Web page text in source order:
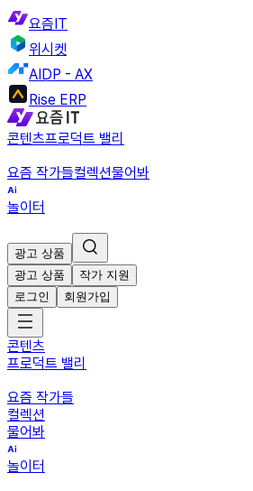
요즘IT
위시켓
AIDP - AX
Rise ERP
콘텐츠프로덕트 밸리
요즘 작가들컬렉션물어봐
놀이터
광고 상품
광고 상품
작가 지원
로그인
회원가입
콘텐츠
프로덕트 밸리
요즘 작가들
컬렉션
물어봐
놀이터